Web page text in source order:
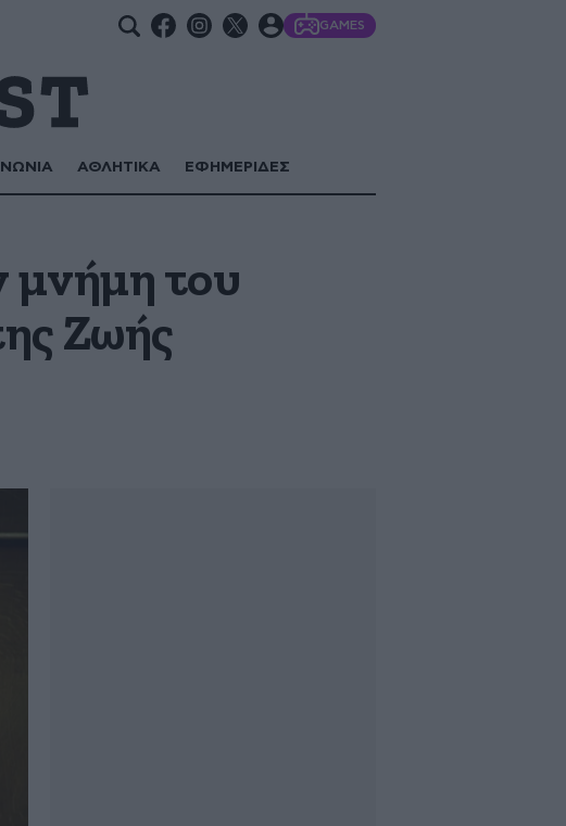
GAMES
ΑΘΛΗΤΙΚΑ ΕΦΗΜΕΡΙΔΕΣ
μνήμη του
Ζωής